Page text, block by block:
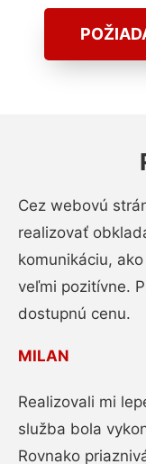
Cez webovú
realizovať
komunikáciu,
veľmi pozitívne.
dostupnú cenu.
MILAN
Realizovali mi
služba bola
Rovnako